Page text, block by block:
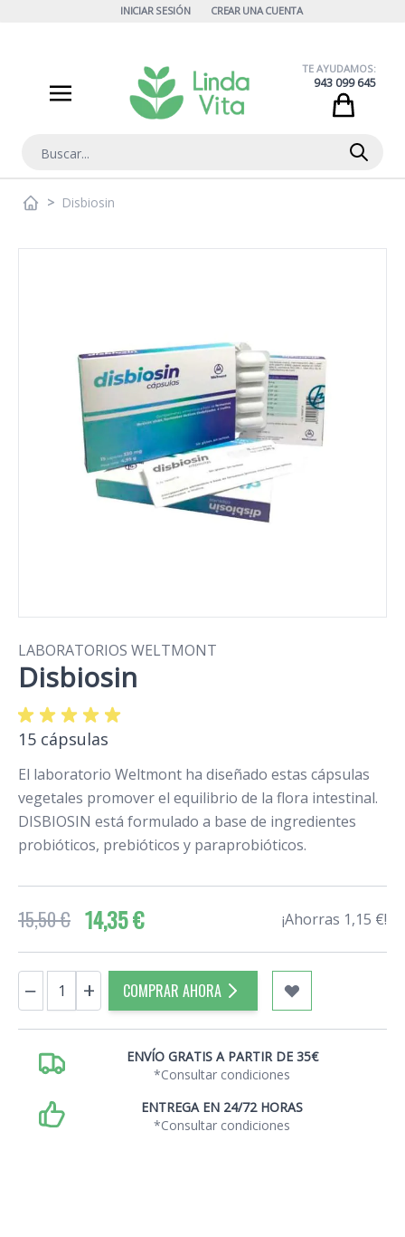
INICIAR SESIÓN CREAR UNA CUENTA
Buscar
TE AYUDAMOS:
943 099 645
> Disbiosin
LABORATORIOS WELTMONT
Disbiosin
15 cápsulas
El laboratorio Weltmont ha diseñado estas cápsulas
vegetales promover el equilibrio de la flora intestinal.
DISBIOSIN está formulado a base de ingredientes
probióticos, prebióticos y paraprobióticos.
15,50 € 14,35 € ¡Ahorras 1,15 €!
Cantidad
− + COMPRAR AHORA
ENVÍO GRATIS A PARTIR DE 35€
*Consultar condiciones
ENTREGA EN 24/72 HORAS
*Consultar condiciones